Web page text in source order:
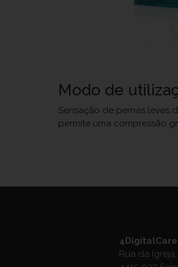
Modo de
Sensação de pernas leves
permite uma compressão
4DigitalCare
Rua da